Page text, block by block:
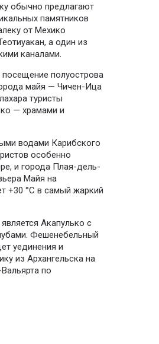
обычно предлагают
памятников
от Мехико
а один из
каналами.
полуострова
майя — Чичен-Ица
туристы
— храмами и
водами Карибского
особенно
и города Плая-дель-
Майя на
+30 °C в самый жаркий
Акапулько с
Фешенебельный
уединения и
из Архангельска на
по